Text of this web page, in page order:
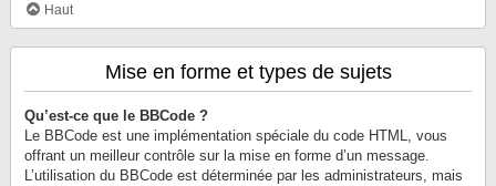
Haut
Mise en forme et types de sujets
Qu’est-ce que le BBCode ?
Le BBCode est une implémentation spéciale du code HTML, vous
offrant un meilleur contrôle sur la mise en forme d’un message.
L’utilisation du BBCode est déterminée par les administrateurs, mais